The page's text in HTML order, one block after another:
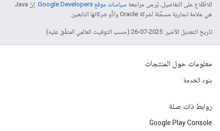
للاطّلاع على التفاصيل، يُرجى مراجعة سياسات موقع Google Developers‏
. إنّ Java
هي علامة تجارية مسجَّلة لشركة Oracle و/أو شركائها التابعين.
تاريخ التعديل الأخير: 2025-07-26 (حسب التوقيت العالمي المتفَّق عليه)
معلومات حول المنتجات
بنود الخدمة
روابط ذات صلة
Google Play Console